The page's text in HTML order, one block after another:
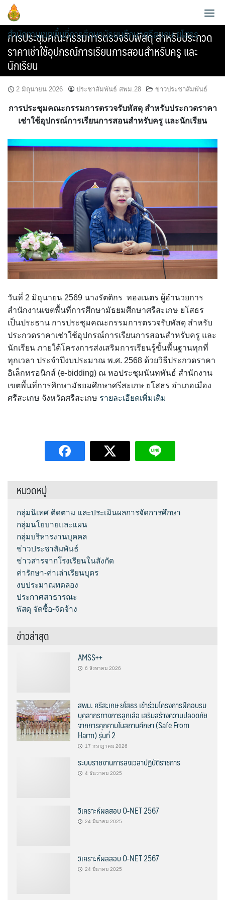
Skip
content
ประวัติความเป็นมา
วิสัยทัศน์และพันธกิจ
หน้าที่และอำนาจ
แผนพัฒนาคุณภาพการศึกษาขั้นพื้นฐานพ.ศ.2561-2564
แผนพัฒนาคุณภาพการศึกษาขั้นพื้นฐาน พ.ศ.2565-2567
แผนพัฒนาคุณภาพการศึกษาขั้นพื้นฐานพ.ศ.2566-2570
โครงสร้าง หน้าที่และอำนาจ
ทำเนียบ อ.ก.ค.ศ. เขตพื้นที่การศึกษา
อำนาจหน้าที่ อ.ก.ค.ศ.
ประกาศ ตั้ง อ.ก.ค.ศ. เขตพื้นที่การศึกษามัธยมศึกษา
ปฏิทินการประชุม อ.ก.ค.ศ. เขตพื้นที่การศึกษามัธยมศึกษา
ศรีสะเกษ ยโสธร
ข้อมูลผู้บริหาร
กลุ่มอำนวยการ
กลุ่มบริหารงานการเงินและสินทรัพย์
กลุ่มบริหารงานบุคคล
กลุ่มนิเทศ ติดตาม และประเมินผลการจัดการศึกษา
กลุ่มส่งเสริมการจัดการศึกษา
กลุ่มนโยบายและแผน
กลุ่มส่งเสริมการศึกษาทางไกลฯ
กลุ่มพัฒนาครูและบุคลากรทางการศึกษา
กลุ่มกฏหมายและคดี
หน่วยตรวจสอบภายใน
ข้อมูลนักเรียน
วิเคราะห์ผลสอบ O-NET 2565
วิเคราะห์ผลสอบ O-NET 2567
แผนบริหารการศึกษาขั้นพื้นฐาน ปีงบ 2567
ผลงานวิชาการและงานวิจัย
เอกสารเผยแพร่
คู่มือการใช้งานเว็บไซต์
ดาวน์โหลดเอกสารเผยแพร่
PISA CENTER
คู่มือ AMSS++
SMSS
Ememo
คู่มือ Ememo
e-SME
คู่มือ e-SME
สารสนเทศการเงินและสินทรัพย์
ระบบรายงานการลงเวลาปฏิบัติราชการ
สายตรง ผอ.เขต
ข้อมูลการติดต่อและช่องทางการสอบถาม
Q&A กระดานถาม-ตอบ
Social Media
FACEBOOK
LINE @
Instagram
ระบบสมาชิก
เข้าสู่ระบบ
สมัครสมาชิก
สำนักงานเขตพื้นที่การศึกษามัธยมศึกษาศรีสะเกษ ยโสธร
การประชุมคณะกรรมการตรวจรับพัสดุ สำหรับประกวด
ราคาเช่าใช้อุปกรณ์การเรียนการสอนสำหรับครู และ
นักเรียน
2 มิถุนายน 2026 ประชาสัมพันธ์ สพม.28 ข่าวประชาสัมพันธ์
การประชุมคณะกรรมการตรวจรับพัสดุ สำหรับประกวดราคา
เช่าใช้อุปกรณ์การเรียนการสอนสำหรับครู และนักเรียน
วันที่ 2 มิถุนายน 2569 นางรัตติกร ทองเนตร ผู้อำนวยการ
สำนักงานเขตพื้นที่การศึกษามัธยมศึกษาศรีสะเกษ ยโสธร
เป็นประธาน การประชุมคณะกรรมการตรวจรับพัสดุ สำหรับ
ประกวดราคาเช่าใช้อุปกรณ์การเรียนการสอนสำหรับครู และ
นักเรียน ภายใต้โครงการส่งเสริมการเรียนรู้ขั้นพื้นฐานทุกที่
ทุกเวลา ประจำปีงบประมาณ พ.ศ. 2568 ด้วยวิธีประกวดราคา
อิเล็กทรอนิกส์ (e-bidding) ณ หอประชุมนันทพันธ์ สำนักงาน
เขตพื้นที่การศึกษามัธยมศึกษาศรีสะเกษ ยโสธร อำเภอเมือง
ศรีสะเกษ จังหวัดศรีสะเกษ รายละเอียดเพิ่มเติม
หมวดหมู่
กลุ่มนิเทศ ติดตาม และประเมินผลการจัดการศึกษา
กลุ่มนโยบายและแผน
กลุ่มบริหารงานบุคคล
ข่าวประชาสัมพันธ์
ข่าวสารจากโรงเรียนในสังกัด
ค่ารักษา-ค่าเล่าเรียนบุตร
งบประมาณทดลอง
ประกาศสาธารณะ
พัสดุ จัดซื้อ-จัดจ้าง
ข่าวล่าสุด
AMSS++
6 สิงหาคม 2026
สพม. ศรีสะเกษ ยโสธร เข้าร่วมโครงการฝึกอบรม
บุคลากรทางการลูกเสือ เสริมสร้างความปลอดภัย
จากการคุกคามในสถานศึกษา (Safe From
Harm) รุ่นที่ 2
17 กรกฎาคม 2026
ระบบรายงานการลงเวลาปฏิบัติราชการ
4 ธันวาคม 2025
วิเคราะห์ผลสอบ O-NET 2567
24 มีนาคม 2025
วิเคราะห์ผลสอบ O-NET 2567
24 มีนาคม 2025